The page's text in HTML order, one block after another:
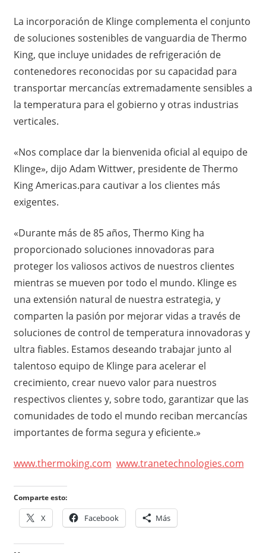
La incorporación de Klinge complementa el conjunto
de soluciones sostenibles de vanguardia de Thermo
King, que incluye unidades de refrigeración de
contenedores reconocidas por su capacidad para
transportar mercancías extremadamente sensibles a
la temperatura para el gobierno y otras industrias
verticales.
«Nos complace dar la bienvenida oficial al equipo de
Klinge», dijo Adam Wittwer, presidente de Thermo
King Americas.para cautivar a los clientes más
exigentes.
«Durante más de 85 años, Thermo King ha
proporcionado soluciones innovadoras para
proteger los valiosos activos de nuestros clientes
mientras se mueven por todo el mundo. Klinge es
una extensión natural de nuestra estrategia, y
comparten la pasión por mejorar vidas a través de
soluciones de control de temperatura innovadoras y
ultra fiables. Estamos deseando trabajar junto al
talentoso equipo de Klinge para acelerar el
crecimiento, crear nuevo valor para nuestros
respectivos clientes y, sobre todo, garantizar que las
comunidades de todo el mundo reciban mercancías
importantes de forma segura y eficiente.»
www.thermoking.com www.tranetechnologies.com
Comparte esto:
X Facebook Más